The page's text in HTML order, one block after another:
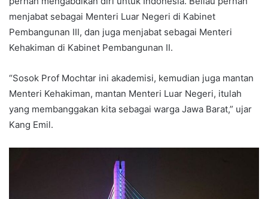
menjabat sebagai Menteri Luar Negeri di Kabinet
Pembangunan III, dan juga menjabat sebagai Menteri
Kehakiman di Kabinet Pembangunan II.
“Sosok Prof Mochtar ini akademisi, kemudian juga mantan
Menteri Kehakiman, mantan Menteri Luar Negeri, itulah
yang membanggakan kita sebagai warga Jawa Barat,” ujar
Kang Emil.